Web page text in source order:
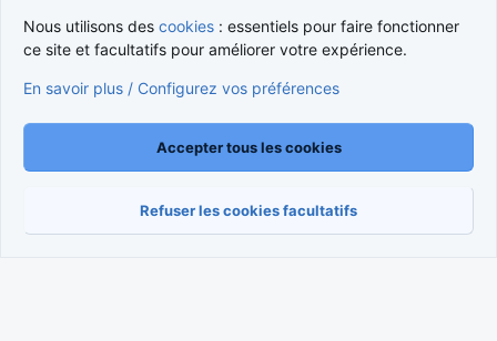
Nous contacter
Conditions et règlement
Politique de confidentialité
Aide Accueil
R
Traduction française parXenForo FR|Media embeds via s9e/MediaSites
Nous utilisons des cookies : essentiels pour faire fonctionner
ce site et facultatifs pour améliorer votre expérience.
En savoir plus / Configurez vos préférences
Accepter tous les cookies
Refuser les cookies facultatifs